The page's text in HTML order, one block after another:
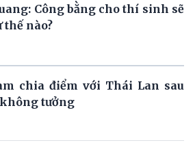
Công bằng cho thí sinh sẽ
thế nào?
chia điểm với Thái Lan sau
tưởng